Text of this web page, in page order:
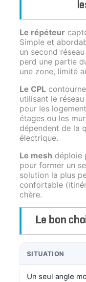
Le répéteur
Simple et
un second
perd une partie
une zone, limité
Le CPL
utilisant le
pour les
étages ou les
dépendent de la
électrique.
Le mesh déploie
pour former un
solution la plus
confortable
chère.
Le bon
SITUATION
Un seul angle